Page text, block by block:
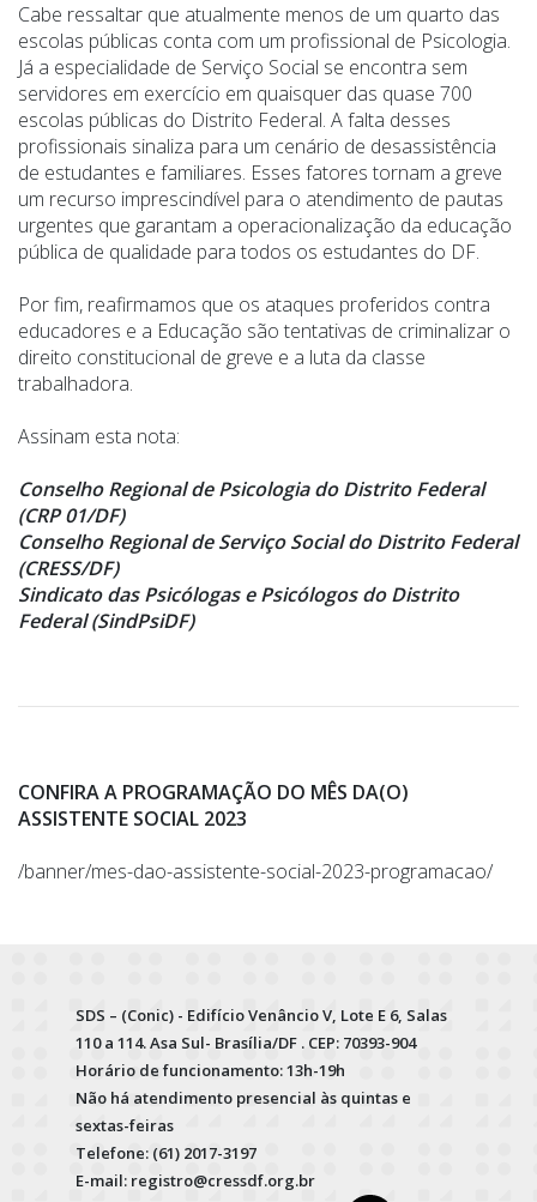
Cabe ressaltar que atualmente menos de um quarto das
escolas públicas conta com um profissional de Psicologia.
Já a especialidade de Serviço Social se encontra sem
servidores em exercício em quaisquer das quase 700
escolas públicas do Distrito Federal. A falta desses
profissionais sinaliza para um cenário de desassistência
de estudantes e familiares. Esses fatores tornam a greve
um recurso imprescindível para o atendimento de pautas
urgentes que garantam a operacionalização da educação
pública de qualidade para todos os estudantes do DF.
Por fim, reafirmamos que os ataques proferidos contra
educadores e a Educação são tentativas de criminalizar o
direito constitucional de greve e a luta da classe
trabalhadora.
Assinam esta nota:
Conselho Regional de Psicologia do Distrito Federal
(CRP 01/DF)
Conselho Regional de Serviço Social do Distrito Federal
(CRESS/DF)
Sindicato das Psicólogas e Psicólogos do Distrito
Federal (SindPsiDF)
CONFIRA A PROGRAMAÇÃO DO MÊS DA(O)
ASSISTENTE SOCIAL 2023
/banner/mes-dao-assistente-social-2023-programacao/
SDS – (Conic) - Edifício Venâncio V, Lote E 6, Salas
110 a 114. Asa Sul- Brasília/DF . CEP: 70393-904
Horário de funcionamento: 13h-19h
Não há atendimento presencial às quintas e
sextas-feiras
Telefone: (61) 2017-3197
E-mail: registro@cressdf.org.br